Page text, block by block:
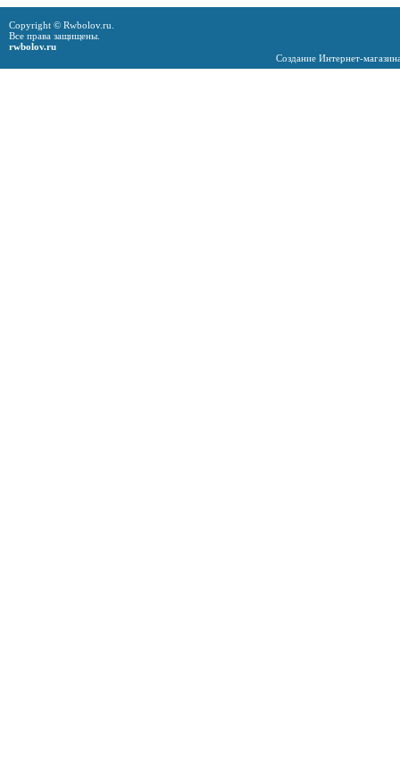
Copyright © Rwbolov.ru.
Все права защищены.
rwbolov.ru
Создание Интернет-